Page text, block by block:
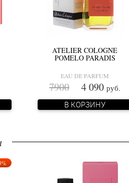
ATELIER COLOGNE
POMELO PARADIS
EAU DE PARFUM
7900 4 090 руб.
В КОРЗИНУ